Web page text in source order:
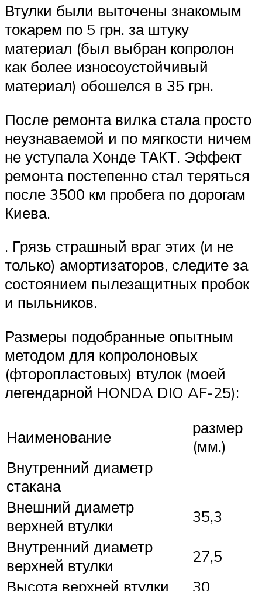
Втулки были выточены знакомым
токарем по 5 грн. за штуку
материал (был выбран копролон
как более износоустойчивый
материал) обошелся в 35 грн.
После ремонта вилка стала просто
неузнаваемой и по мягкости ничем
не уступала Хонде ТАКТ. Эффект
ремонта постепенно стал теряться
после 3500 км пробега по дорогам
Киева.
. Грязь страшный враг этих (и не
только) амортизаторов, следите за
состоянием пылезащитных пробок
и пыльников.
Размеры подобранные опытным
методом для копролоновых
(фторопластовых) втулок (моей
легендарной HONDA DIO AF-25):
Наименование
размер
(мм.)
Внутренний диаметр
стакана
Внешний диаметр
верхней втулки
35,3
Внутренний диаметр
верхней втулки
27,5
Высота верхней втулки
30